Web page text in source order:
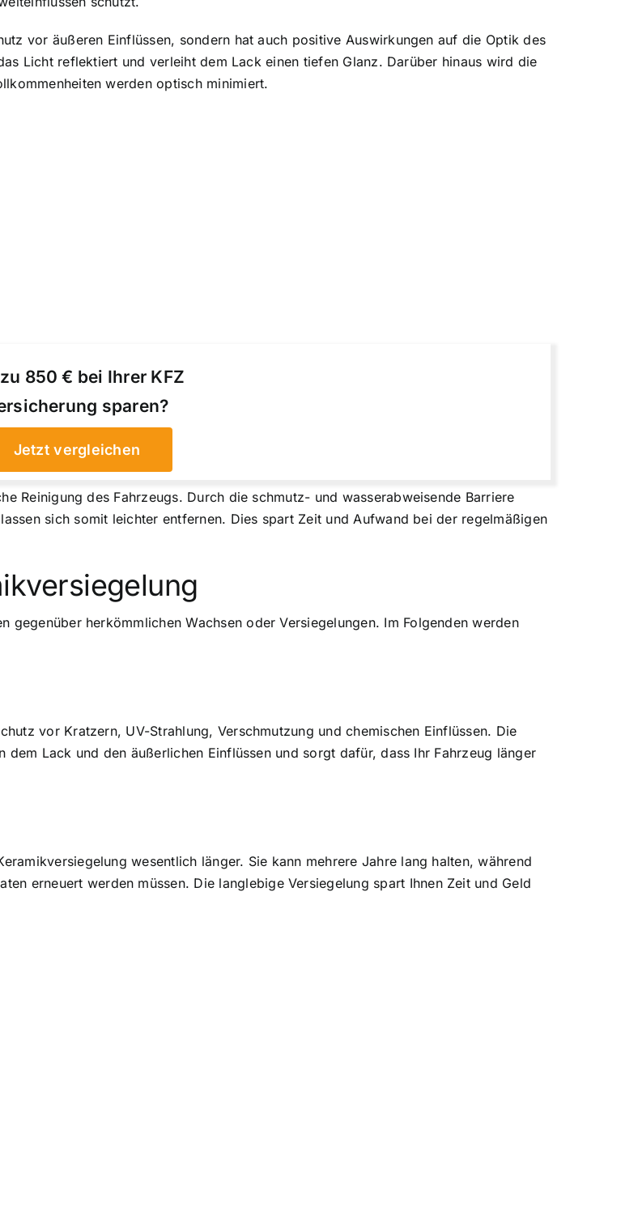
vor äußeren Einflüssen, sondern hat auch positive Auswirkungen auf die Optik des
Licht reflektiert und verleiht dem Lack einen tiefen Glanz. Darüber hinaus wird die
werden optisch minimiert.
850 € bei Ihrer KFZ
sparen?
Jetzt vergleichen
Reinigung des Fahrzeugs. Durch die schmutz- und wasserabweisende Barriere
sich somit leichter entfernen. Dies spart Zeit und Aufwand bei der regelmäßigen
gegenüber herkömmlichen Wachsen oder Versiegelungen. Im Folgenden werden
vor Kratzern, UV-Strahlung, Verschmutzung und chemischen Einflüssen. Die
Lack und den äußerlichen Einflüssen und sorgt dafür, dass Ihr Fahrzeug länger
wesentlich länger. Sie kann mehrere Jahre lang halten, während
erneuert werden müssen. Die langlebige Versiegelung spart Ihnen Zeit und Geld